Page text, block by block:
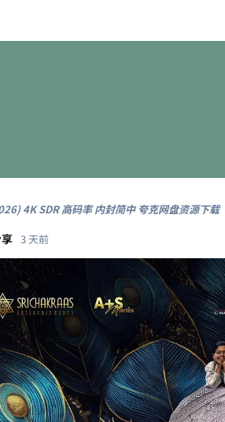
4K SDR 高码率 内封简中 夸克网盘资源下载
3 天前